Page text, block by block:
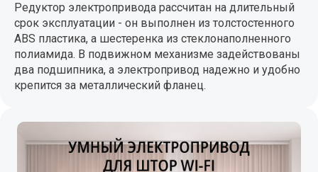
Редуктор электропривода рассчитан на длительный
срок эксплуатации - он выполнен из толстостенного
ABS пластика, а шестеренка из стеклонаполненного
полиамида. В подвижном механизме задействованы
два подшипника, а электропривод надежно и удобно
крепится за металлический фланец.